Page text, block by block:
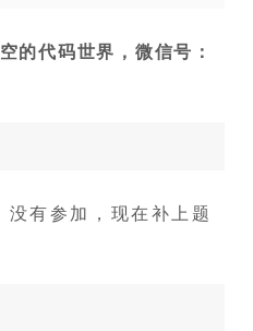
的代码世界，微信号：
有参加，现在补上题